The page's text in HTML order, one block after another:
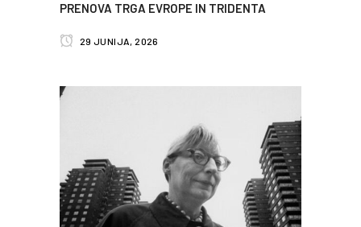
PRENOVA TRGA EVROPE IN TRIDENTA
29 JUNIJA, 2026